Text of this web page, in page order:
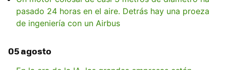
pasado 24 horas en el aire. Detrás hay una proeza
de ingeniería con un Airbus
05 agosto